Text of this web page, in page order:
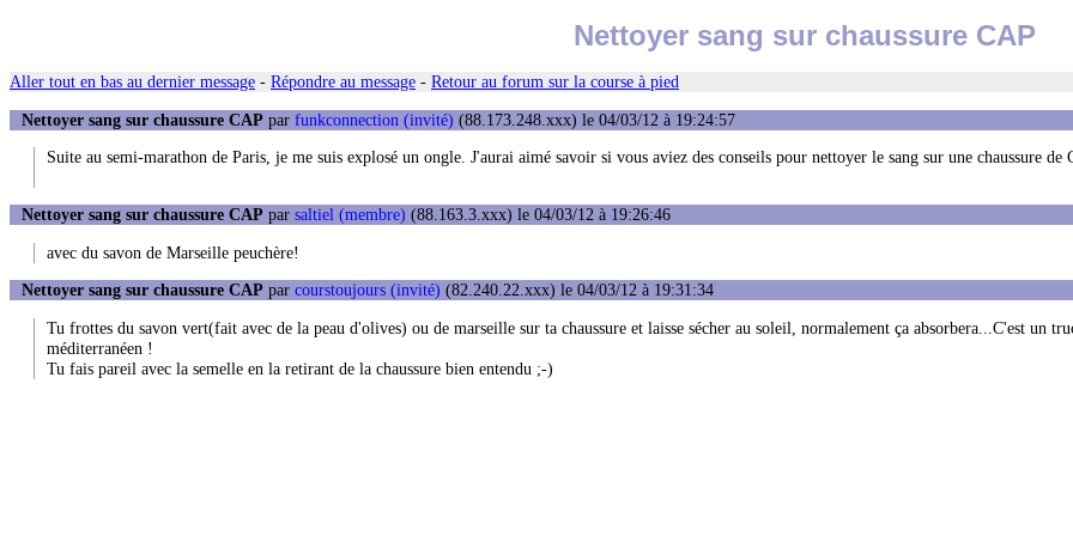
Nettoyer sang sur chaussure CAP
Aller tout en bas au dernier message - Répondre au message - Retour au forum sur la course à pied
Nettoyer sang sur chaussure CAP par funkconnection (invité) (88.173.248.xxx) le 04/03/12 à 19:24:57
Suite au semi-marathon de Paris, je me suis explosé un ongle. J'aurai aimé savoir si vous aviez des conseils pour nettoyer le sang sur une chaussure de
Nettoyer sang sur chaussure CAP par saltiel (membre) (88.163.3.xxx) le 04/03/12 à 19:26:46
avec du savon de Marseille peuchère!
Nettoyer sang sur chaussure CAP par courstoujours (invité) (82.240.22.xxx) le 04/03/12 à 19:31:34
Tu frottes du savon vert(fait avec de la peau d'olives) ou de marseille sur ta chaussure et laisse sécher au soleil, normalement ça absorbera...C'est un
méditerranéen !
Tu fais pareil avec la semelle en la retirant de la chaussure bien entendu ;-)